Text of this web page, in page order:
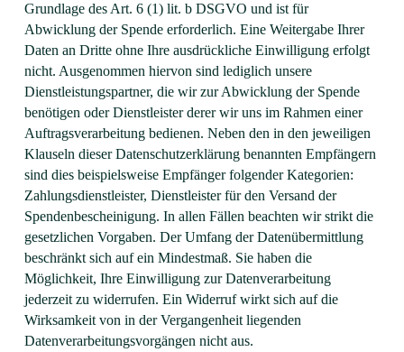
Grundlage des Art. 6 (1) lit. b DSGVO und ist für
Abwicklung der Spende erforderlich. Eine Weitergabe Ihrer
Daten an Dritte ohne Ihre ausdrückliche Einwilligung erfolgt
nicht. Ausgenommen hiervon sind lediglich unsere
Dienstleistungspartner, die wir zur Abwicklung der Spende
benötigen oder Dienstleister derer wir uns im Rahmen einer
Auftragsverarbeitung bedienen. Neben den in den jeweiligen
Klauseln dieser Datenschutzerklärung benannten Empfängern
sind dies beispielsweise Empfänger folgender Kategorien:
Zahlungsdienstleister, Dienstleister für den Versand der
Spendenbescheinigung. In allen Fällen beachten wir strikt die
gesetzlichen Vorgaben. Der Umfang der Datenübermittlung
beschränkt sich auf ein Mindestmaß. Sie haben die
Möglichkeit, Ihre Einwilligung zur Datenverarbeitung
jederzeit zu widerrufen. Ein Widerruf wirkt sich auf die
Wirksamkeit von in der Vergangenheit liegenden
Datenverarbeitungsvorgängen nicht aus.